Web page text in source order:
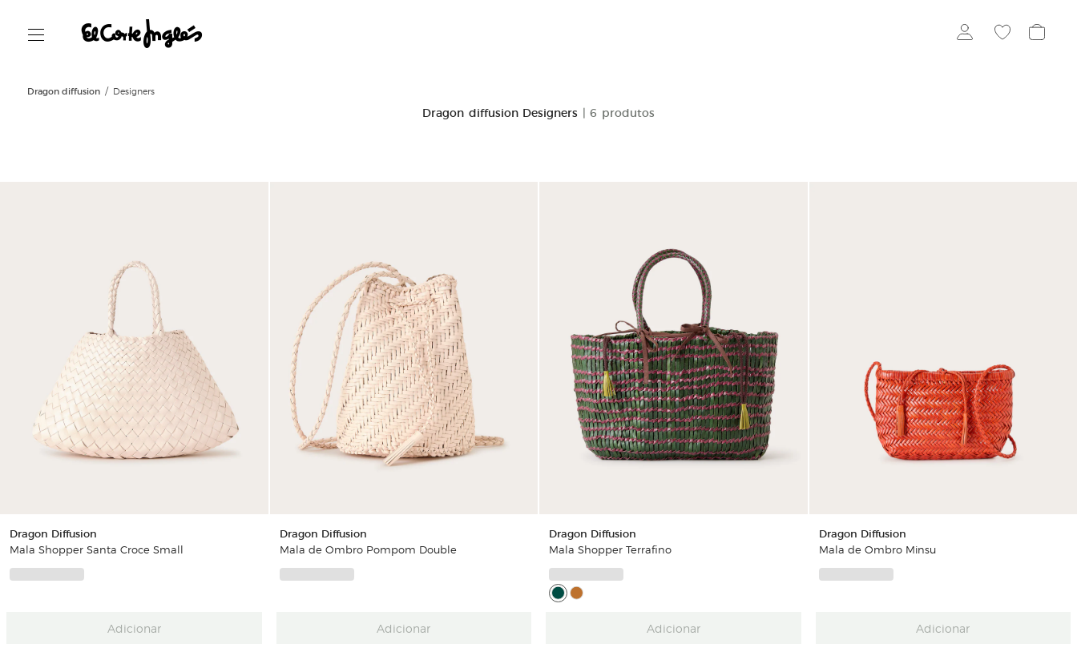
Dragon diffusion Designers
Dragon diffusion Designers | 6 produtos
Dragon Diffusion
Mala Shopper Santa Croce Small
Adicionar
Dragon Diffusion
Mala de Ombro Pompom Double
Adicionar
Dragon Diffusion
Mala Shopper Terrafino
Adicionar
Dragon Diffusion
Mala de Ombro Minsu
Adicionar